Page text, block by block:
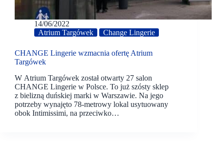
14/06/2022
Atrium Targówek
Change Lingerie
CHANGE Lingerie wzmacnia ofertę Atrium
Targówek
W Atrium Targówek został otwarty 27 salon
CHANGE Lingerie w Polsce. To już szósty sklep
z bielizną duńskiej marki w Warszawie. Na jego
potrzeby wynajęto 78-metrowy lokal usytuowany
obok Intimissimi, na przeciwko…